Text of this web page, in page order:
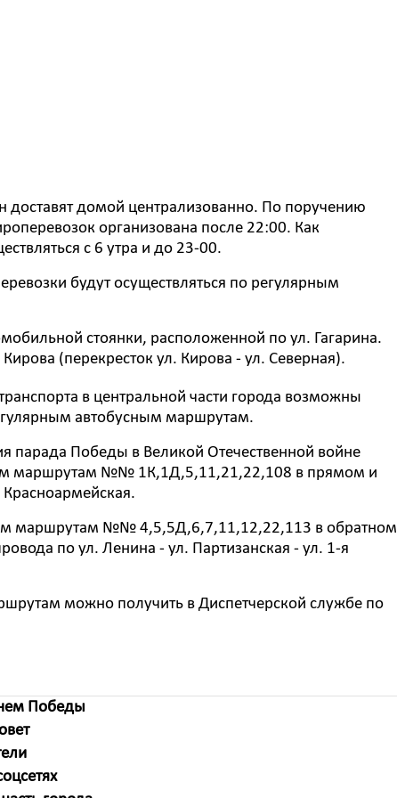
доставят домой централизованно. По поручению
организована после 22:00. Как
с 6 утра и до 23-00.
будут осуществляться по регулярным
стоянки, расположенной по ул. Гагарина.
(перекресток ул. Кирова - ул. Северная).
в центральной части города возможны
автобусным маршрутам.
парада Победы в Великой Отечественной войне
маршрутам №№ 1К,1Д,5,11,21,22,108 в прямом и
маршрутам №№ 4,5,5Д,6,7,11,12,22,113 в обратном
по ул. Ленина - ул. Партизанская - ул. 1-я
можно получить в Диспетчерской службе по
Победы